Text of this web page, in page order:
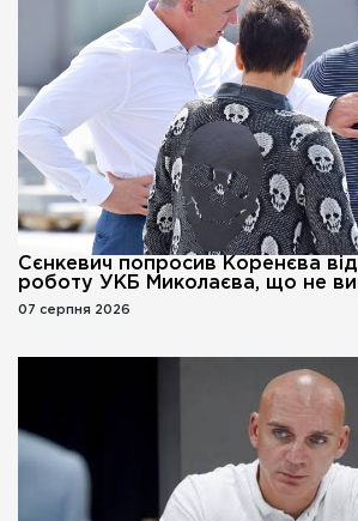
Сєнкевич попросив Коренєва
роботу УКБ Миколаєва, що не
07 серпня 2026